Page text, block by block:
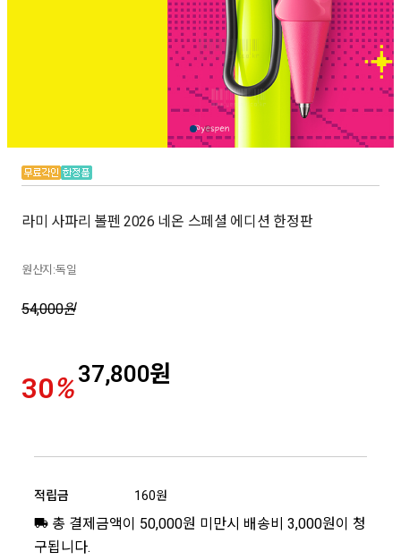
라미 사파리 볼펜 2026 네온 스페셜 에디션 한정판
원산지:독일
54,000원
30%37,800원
적립금 160원
총 결제금액이 50,000원 미만시 배송비 3,000원이 청
구됩니다.